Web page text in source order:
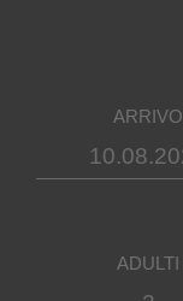
ARRIVO
ADULTI